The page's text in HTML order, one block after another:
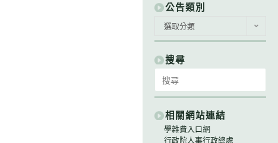
公告類別
類
別
選取分類
搜尋
for:
相關網站連結
學雜費入口網
行政院人事行政總處